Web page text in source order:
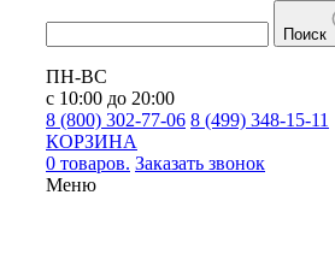
Поиск
ПН-ВС
с 10:00 до 20:00
8 (800) 302-77-06 8 (499) 348-15-11
КОРЗИНА
0 товаров. Заказать звонок
Меню